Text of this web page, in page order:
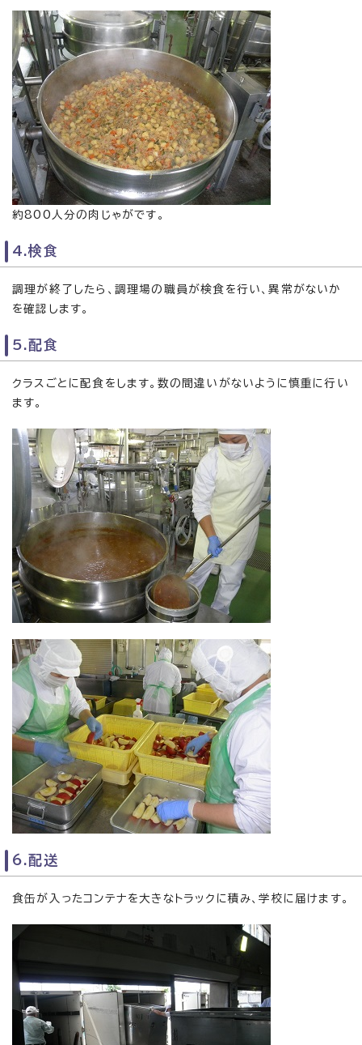
約800人分の肉じゃがです。
4.検食
調理が終了したら、調理場の職員が検食を行い、異常がないか
を確認します。
5.配食
クラスごとに配食をします。数の間違いがないように慎重に行い
ます。
6.配送
食缶が入ったコンテナを大きなトラックに積み、学校に届けます。